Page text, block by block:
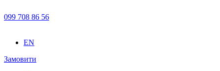
099 708 86 56
EN
Замовити